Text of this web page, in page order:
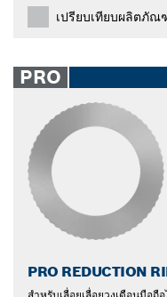
เปรียบเทียบผลิตภัณ
PRO
PRO REDUCTION